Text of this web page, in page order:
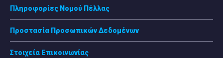
Πληροφορίες Νομού Πέλλας
Προστασία Προσωπικών Δεδομένων
Στοιχεία Επικοινωνίας